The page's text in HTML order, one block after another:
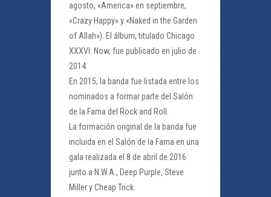
agosto, «America» en septiembre,
«Crazy Happy» y «Naked in the Garden
of Allah»). El álbum, titulado Chicago
XXXVI: Now, fue publicado en julio de
2014.
En 2015, la banda fue listada entre los
nominados a formar parte del Salón
de la Fama del Rock and Roll.
La formación original de la banda fue
incluida en el Salón de la Fama en una
gala realizada el 8 de abril de 2016
junto a N.W.A., Deep Purple, Steve
Miller y Cheap Trick.